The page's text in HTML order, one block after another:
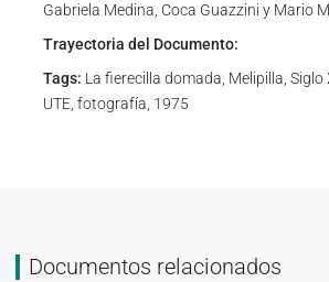
Gabriela Medina, Coca Guazzini y Mario
Trayectoria del Documento:
Tags: La fierecilla domada, Melipilla, Siglo
UTE, fotografía, 1975
Documentos relacionados